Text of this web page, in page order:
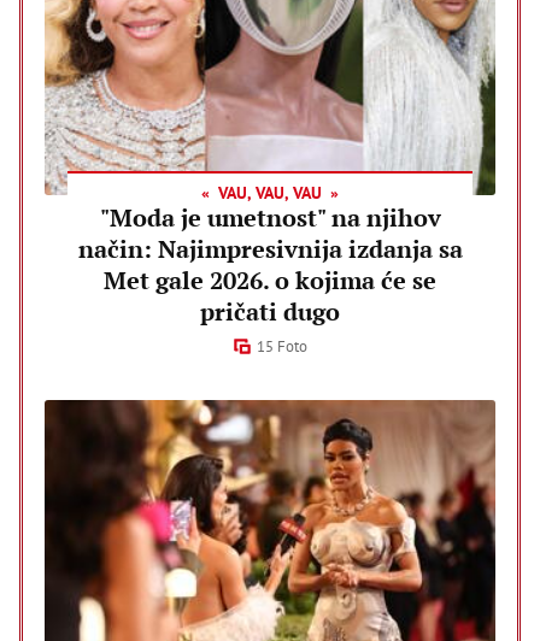
VAU, VAU, VAU
"Moda je umetnost" na njihov
način: Najimpresivnija izdanja sa
Met gale 2026. o kojima će se
pričati dugo
15 Foto